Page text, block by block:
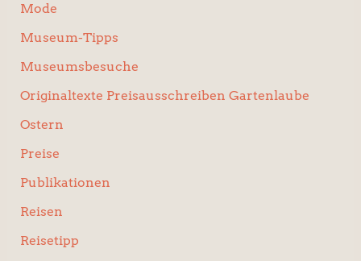
Mode
Museum-Tipps
Museumsbesuche
Originaltexte Preisausschreiben Gartenlaube
Ostern
Preise
Publikationen
Reisen
Reisetipp